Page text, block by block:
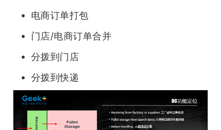
电商订单打包
门店/电商订单合并
分拨到门店
分拨到快递